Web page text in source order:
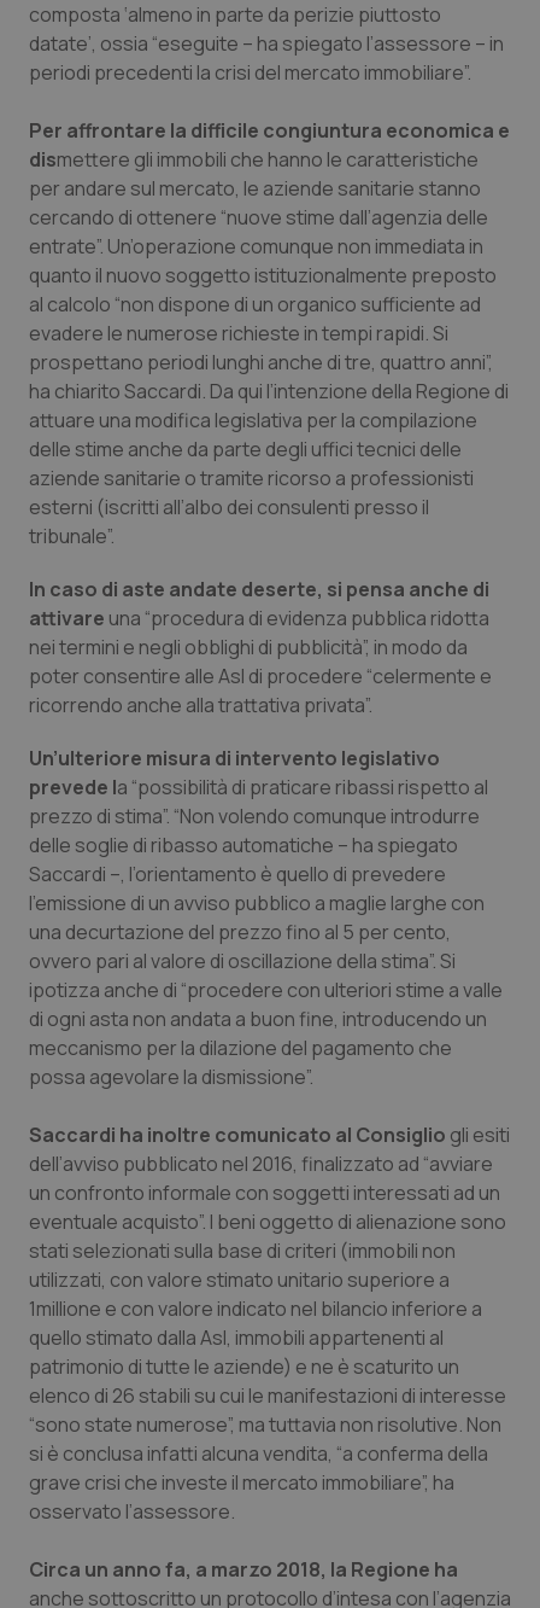
Piemonte
Provincia Autonoma di Bolzano
Provincia Autonoma di Trento
Puglia
Sardegna
Sicilia
Toscana
Umbria
Valle D’Aosta
Veneto
HIV
Infezioni & Febbre
Ipertensione & Scompenso
Malattie rare
Malattia di Crohn & Rettocolite Ulcerosa
Neuroscienze & patologie neurodegenerative
Obesità
Oftalmologia
Oncodermatologia
Oncoematologia
Oncologia & Nutrizione
Psoriasi & pelle
Quotidiano Cardiologia
Quotidiano Chirurgia
Quotidiano Oncologia
Quotidiano Pediatria
Rene & patologie urogenitali
Salute orale & impianti
Sangue & coagulazione
Tiroide
Tumore al seno
Tumore ovarico
Tumori del Polmone & Testa Collo
Tumori gastrointestinali
Vaccini
composta ‘almeno in parte da perizie piuttosto
datate’, ossia “eseguite – ha spiegato l’assessore – in
periodi precedenti la crisi del mercato immobiliare”.
Per affrontare la difficile congiuntura economica e
dismettere gli immobili che hanno le caratteristiche
per andare sul mercato, le aziende sanitarie stanno
cercando di ottenere “nuove stime dall’agenzia delle
entrate”. Un’operazione comunque non immediata in
quanto il nuovo soggetto istituzionalmente preposto
al calcolo “non dispone di un organico sufficiente ad
evadere le numerose richieste in tempi rapidi. Si
prospettano periodi lunghi anche di tre, quattro anni”,
ha chiarito Saccardi. Da qui l’intenzione della Regione di
attuare una modifica legislativa per la compilazione
delle stime anche da parte degli uffici tecnici delle
aziende sanitarie o tramite ricorso a professionisti
esterni (iscritti all’albo dei consulenti presso il
tribunale”.
In caso di aste andate deserte, si pensa anche di
attivare una “procedura di evidenza pubblica ridotta
nei termini e negli obblighi di pubblicità”, in modo da
poter consentire alle Asl di procedere “celermente e
ricorrendo anche alla trattativa privata”.
Un’ulteriore misura di intervento legislativo
prevede la “possibilità di praticare ribassi rispetto al
prezzo di stima”. “Non volendo comunque introdurre
delle soglie di ribasso automatiche – ha spiegato
Saccardi –, l’orientamento è quello di prevedere
l’emissione di un avviso pubblico a maglie larghe con
una decurtazione del prezzo fino al 5 per cento,
ovvero pari al valore di oscillazione della stima”. Si
ipotizza anche di “procedere con ulteriori stime a valle
di ogni asta non andata a buon fine, introducendo un
meccanismo per la dilazione del pagamento che
possa agevolare la dismissione”.
Saccardi ha inoltre comunicato al Consiglio gli esiti
dell’avviso pubblicato nel 2016, finalizzato ad “avviare
un confronto informale con soggetti interessati ad un
eventuale acquisto”. I beni oggetto di alienazione sono
stati selezionati sulla base di criteri (immobili non
utilizzati, con valore stimato unitario superiore a
1millione e con valore indicato nel bilancio inferiore a
quello stimato dalla Asl, immobili appartenenti al
patrimonio di tutte le aziende) e ne è scaturito un
elenco di 26 stabili su cui le manifestazioni di interesse
“sono state numerose”, ma tuttavia non risolutive. Non
si è conclusa infatti alcuna vendita, “a conferma della
grave crisi che investe il mercato immobiliare”, ha
osservato l’assessore.
Circa un anno fa, a marzo 2018, la Regione ha
anche sottoscritto un protocollo d’intesa con l’agenzia